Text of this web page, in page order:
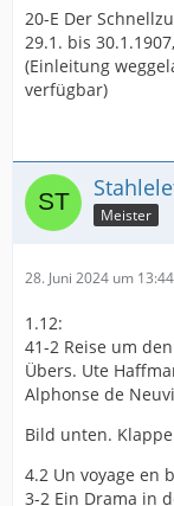
20-E Der
29.1. bis
(Einleitung
verfügbar)
Meister
28. Juni 2024 um 13:44
1.12:
41-2 Reise um
Übers. Ute
Alphonse de
Bild unten.
4.2 Un voyage en
3-2 Ein Drama in